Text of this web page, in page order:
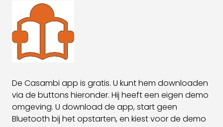
De Casambi app is gratis. U kunt hem downloaden
via de buttons hieronder. Hij heeft een eigen demo
omgeving. U download de app, start geen
Bluetooth bij het opstarten, en kiest voor de demo